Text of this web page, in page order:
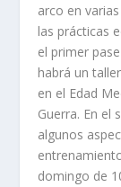
arco en
las prácticas
el primer
habrá un
en el Edad
Guerra. En el
algunos
domingo de